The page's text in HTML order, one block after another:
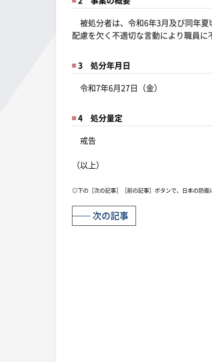
被処分者は、令和6年3月及び同年夏
配慮を欠く不適切な言動により職員に
3 処分年月日
令和7年6月27日（金）
4 処分量定
戒告
（以上）
◎下の［次の記事］［前の記事］ボタンで、日本の防衛
次の記事